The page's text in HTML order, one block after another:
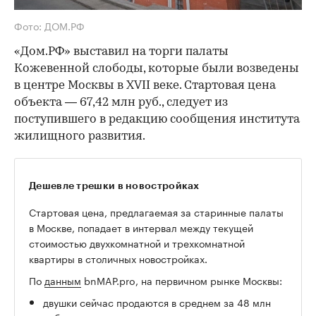
Фото: ДОМ.РФ
«Дом.РФ» выставил на торги палаты
Кожевенной слободы, которые были возведены
в центре Москвы в XVII веке. Стартовая цена
объекта — 67,42 млн руб., следует из
поступившего в редакцию сообщения института
жилищного развития.
Дешевле трешки в новостройках
Стартовая цена, предлагаемая за старинные палаты
в Москве, попадает в интервал между текущей
стоимостью двухкомнатной и трехкомнатной
квартиры в столичных новостройках.
По данным bnMAP.pro, на первичном рынке Москвы:
двушки сейчас продаются в среднем за 48 млн